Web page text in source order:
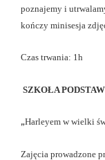
poznajemy i
kończy minisesja
Czas trwania: 1h
SZKOŁA
„Harleyem w wielki
Zajęcia prowadzone